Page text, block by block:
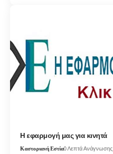
Η εφαρμογή μας για κινητά
Καστοριανή Εστία0 Λεπτά Ανάγνωσης